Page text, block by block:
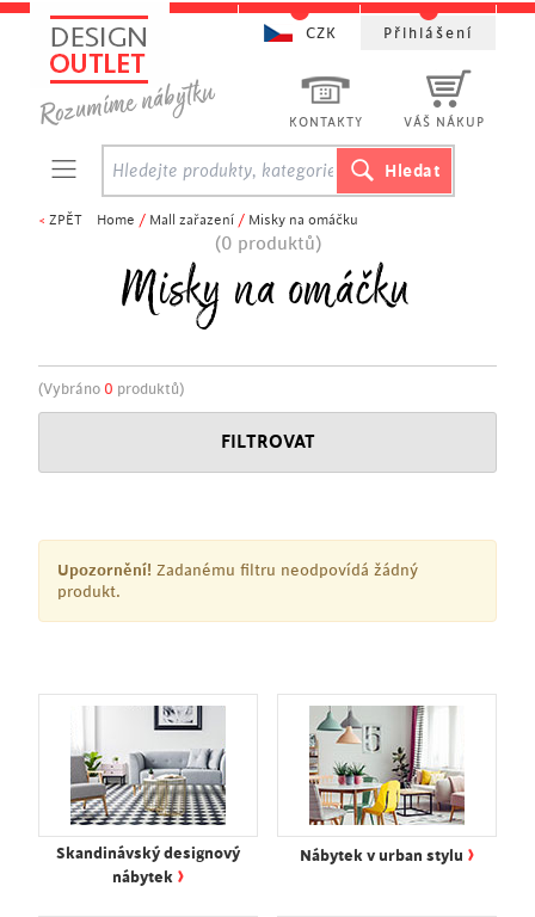
< ZPĚT Home / Mall zařazení / Misky na omáčku
(0 produktů)
Misky na omáčku
(Vybráno 0 produktů)
FILTROVAT
Upozornění! Zadanému filtru neodpovídá žádný
produkt.
Skandinávský designový
nábytek ›
Nábytek v urban stylu ›
KONTAKTY VÁŠ NÁKUP
CZK Přihlášení